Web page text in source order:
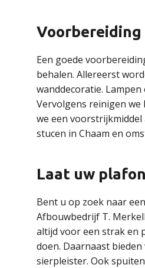
Voorbereiding
Een goede
behalen. Allereerst
wanddecoratie.
Vervolgens reinigen
we een
stucen in Chaam en
Laat uw
Bent u op zoek naar
Afbouwbedrijf T.
altijd voor een strak en
doen. Daarnaast
sierpleister. Ook